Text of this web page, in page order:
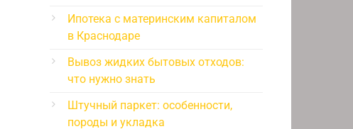
Ипотека с материнским капиталом
в Краснодаре
Вывоз жидких бытовых отходов:
что нужно знать
Штучный паркет: особенности,
породы и укладка